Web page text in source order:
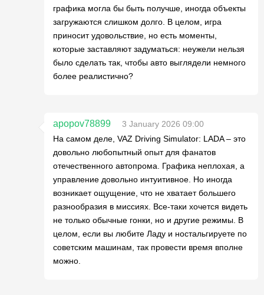
графика могла бы быть получше, иногда объекты
загружаются слишком долго. В целом, игра
приносит удовольствие, но есть моменты,
которые заставляют задуматься: неужели нельзя
было сделать так, чтобы авто выглядели немного
более реалистично?
apopov78899
3 January 2026 09:00
На самом деле, VAZ Driving Simulator: LADA – это
довольно любопытный опыт для фанатов
отечественного автопрома. Графика неплохая, а
управление довольно интуитивное. Но иногда
возникает ощущение, что не хватает большего
разнообразия в миссиях. Все-таки хочется видеть
не только обычные гонки, но и другие режимы. В
целом, если вы любите Ладу и ностальгируете по
советским машинам, так провести время вполне
можно.